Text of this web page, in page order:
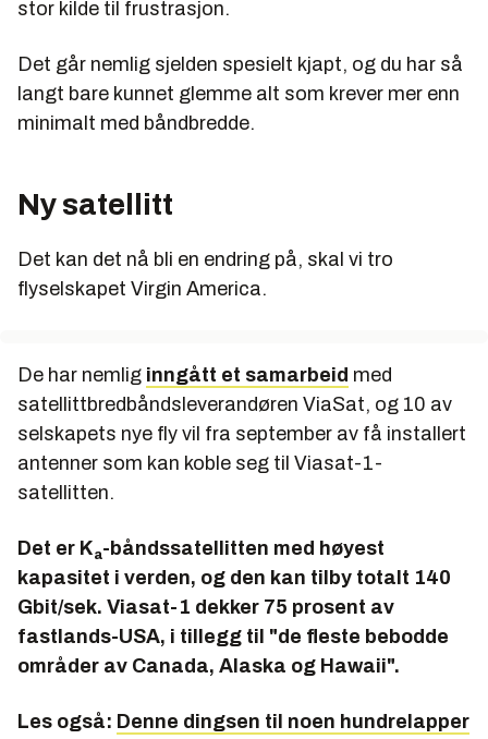
stor kilde til frustrasjon.
Det går nemlig sjelden spesielt kjapt, og du har så
langt bare kunnet glemme alt som krever mer enn
minimalt med båndbredde.
Ny satellitt
Det kan det nå bli en endring på, skal vi tro
flyselskapet Virgin America.
De har nemlig inngått et samarbeid med
satellittbredbåndsleverandøren ViaSat, og 10 av
selskapets nye fly vil fra september av få installert
antenner som kan koble seg til Viasat-1-
satellitten.
Det er Ka-båndssatellitten med høyest
kapasitet i verden, og den kan tilby totalt 140
Gbit/sek. Viasat-1 dekker 75 prosent av
fastlands-USA, i tillegg til "de fleste bebodde
områder av Canada, Alaska og Hawaii".
Les også: Denne dingsen til noen hundrelapper